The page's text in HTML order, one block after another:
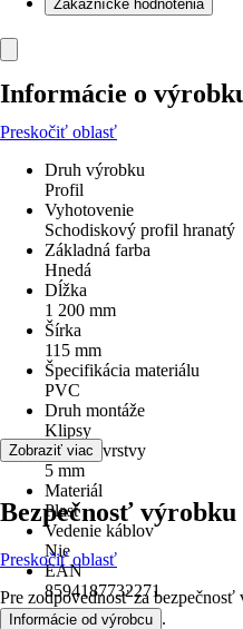
Zákaznícke hodnotenia
Informácie o
Preskočiť oblasť
Druh výrobku
Profil
Vyhotovenie
Schodiskový profil hranatý
Základná farba
Hnedá
Dĺžka
1 200 mm
Šírka
115 mm
Špecifikácia materiálu
PVC
Druh montáže
Klipsy
Hrúbka vrstvy
5 mm
Materiál
Plast
Vedenie káblov
Nie
EAN
8594187732271
Zobraziť viac
Bezpečnosť výrobku
Preskočiť oblasť
Pre zodpovednosť za
Informácie od výrobcu .